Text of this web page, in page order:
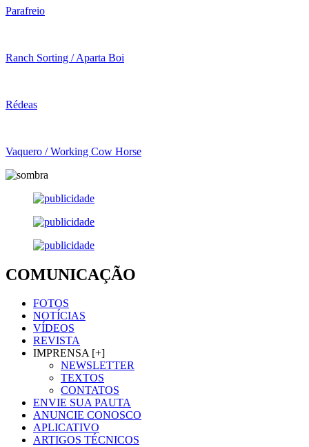
Parafreio
Ranch Sorting / Aparta Boi
Rédeas
Vaquero / Working Cow Horse
COMUNICAÇÃO
FOTOS
NOTÍCIAS
VÍDEOS
REVISTA
IMPRENSA [+]
NEWSLETTER
TEXTOS
CONTATOS
ENVIE SUA PAUTA
ANUNCIE CONOSCO
APLICATIVO
ARTIGOS TÉCNICOS